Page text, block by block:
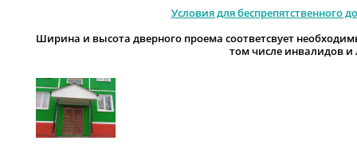
Условия для беспрепятственного
Ширина и высота дверного проема соответсвует
том числе инвалидов и